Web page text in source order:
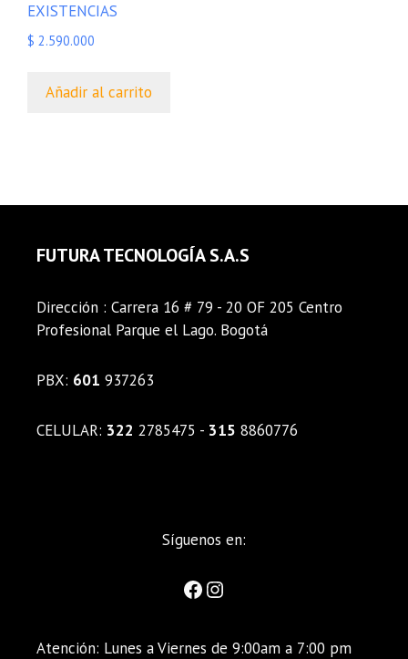
EXISTENCIAS
$ 2.590.000
Añadir al carrito
FUTURA TECNOLOGÍA S.A.S
Dirección : Carrera 16 # 79 - 20 OF 205 Centro
Profesional Parque el Lago. Bogotá
PBX: 601 937263
CELULAR: 322 2785475 - 315 8860776
Síguenos en:
Atención: Lunes a Viernes de 9:00am a 7:00 pm